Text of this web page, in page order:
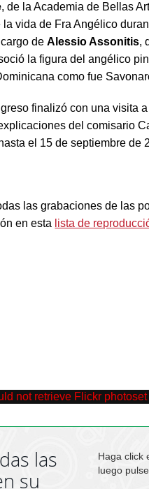
, de la Academia de Bellas
la vida de Fra Angélico
deAlessio Assonitis,
la figura del angélico
como fue
finalizó con una visita
del comisario
el 15 de septiembre de
las grabaciones de las
en esta lista de
not retrieve Flickr
las
su
Haga click
luego